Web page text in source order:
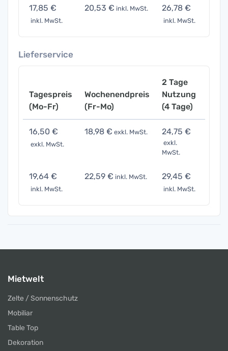
17,85 €
inkl. MwSt.
20,53 € inkl. MwSt. 26,78 €
inkl. MwSt.
Lieferservice
Tagespreis
(Mo-Fr)
Wochenendpreis
(Fr-Mo)
2 Tage
Nutzung
(4 Tage)
16,50 €
exkl. MwSt.
18,98 € exkl. MwSt. 24,75 €
exkl.
MwSt.
19,64 €
inkl. MwSt.
22,59 € inkl. MwSt. 29,45 €
inkl. MwSt.
Mietwelt
Zelte / Sonnenschutz
Mobiliar
Table Top
Dekoration